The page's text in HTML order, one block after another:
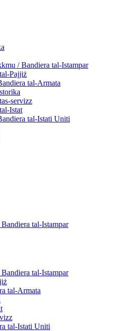
/ Bandiera tal-Istampar
Pajjiż
tal-Armata
servizz
Istat
tal-Istati Uniti
tal-Istampar
tal-Istampar
tal-Armata
tal-Istati Uniti